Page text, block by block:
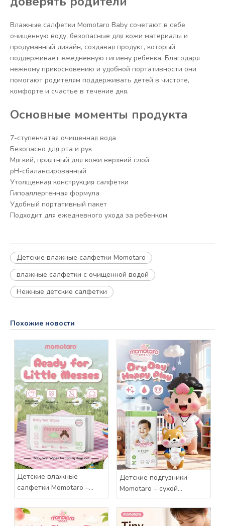
Влажные салфетки Momotaro Baby сочетают в себе
очищенную воду, безопасные для кожи материалы и
продуманный дизайн, создавая продукт, который
поддерживает ежедневную гигиену ребенка. Благодаря
нежному прикосновению и удобной портативности они
помогают родителям поддерживать детей в чистоте,
комфорте и счастье в течение дня.
Основные моменты продукта
7-ступенчатая очищенная вода
Безопасно для рта и рук
Мягкий, приятный для кожи верхний слой
pH-сбалансированный
Утолщенная конструкция салфетки
Гипоаллергенная формула
Удобный портативный пакет
Подходит для ежедневного ухода за ребенком
Детские влажные салфетки Momotaro
влажные салфетки с очищенной водой
Нежные детские салфетки
Похожие новости
Детские влажные
салфетки Momotaro –
бережный уход за
каждым маленьким
беспорядком
Детские подгузники
Momotaro – сухой
комфорт на каждый
счастливый день